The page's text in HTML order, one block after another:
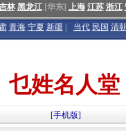
林 黑龙江[华东] 上海 江苏 浙江
青海 宁夏 新疆 当代 民国 清朝
乜姓名人堂
[手机版]